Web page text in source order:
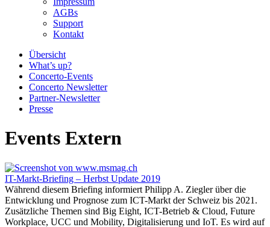
AGBs
Support
Kontakt
Übersicht
What’s up?
Concerto-Events
Concerto Newsletter
Partner-Newsletter
Presse
Events Extern
IT-Markt-Briefing – Herbst Update 2019
Während diesem Briefing informiert Philipp A. Ziegler über die
Entwicklung und Prognose zum ICT-Markt der Schweiz bis 2021.
Zusätzliche Themen sind Big Eight, ICT-Betrieb & Cloud, Future
Workplace, UCC und Mobility, Digitalisierung und IoT. Es wird auf